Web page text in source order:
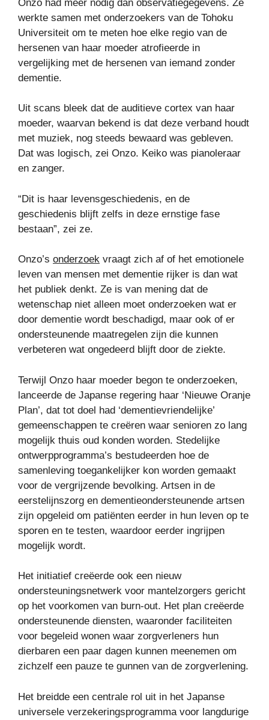
Onzo had meer nodig dan observatiegegevens. Ze
werkte samen met onderzoekers van de Tohoku
Universiteit om te meten hoe elke regio van de
hersenen van haar moeder atrofieerde in
vergelijking met de hersenen van iemand zonder
dementie.
Uit scans bleek dat de auditieve cortex van haar
moeder, waarvan bekend is dat deze verband houdt
met muziek, nog steeds bewaard was gebleven.
Dat was logisch, zei Onzo. Keiko was pianoleraar
en zanger.
“Dit is haar levensgeschiedenis, en de
geschiedenis blijft zelfs in deze ernstige fase
bestaan”, zei ze.
Onzo’s onderzoek vraagt ​​zich af of het emotionele
leven van mensen met dementie rijker is dan wat
het publiek denkt. Ze is van mening dat de
wetenschap niet alleen moet onderzoeken wat er
door dementie wordt beschadigd, maar ook of er
ondersteunende maatregelen zijn die kunnen
verbeteren wat ongedeerd blijft door de ziekte.
Terwijl Onzo haar moeder begon te onderzoeken,
lanceerde de Japanse regering haar ‘Nieuwe Oranje
Plan’, dat tot doel had ‘dementievriendelijke’
gemeenschappen te creëren waar senioren zo lang
mogelijk thuis oud konden worden. Stedelijke
ontwerpprogramma’s bestudeerden hoe de
samenleving toegankelijker kon worden gemaakt
voor de vergrijzende bevolking. Artsen in de
eerstelijnszorg en dementieondersteunende artsen
zijn opgeleid om patiënten eerder in hun leven op te
sporen en te testen, waardoor eerder ingrijpen
mogelijk wordt.
Het initiatief creëerde ook een nieuw
ondersteuningsnetwerk voor mantelzorgers gericht
op het voorkomen van burn-out. Het plan creëerde
ondersteunende diensten, waaronder faciliteiten
voor begeleid wonen waar zorgverleners hun
dierbaren een paar dagen kunnen meenemen om
zichzelf een pauze te gunnen van de zorgverlening.
Het breidde een centrale rol uit in het Japanse
universele verzekeringsprogramma voor langdurige